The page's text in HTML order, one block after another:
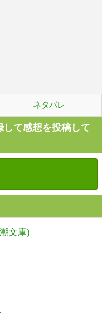
ネタバレ
て感想を投稿して
文庫)